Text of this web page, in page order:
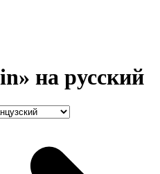
на русский